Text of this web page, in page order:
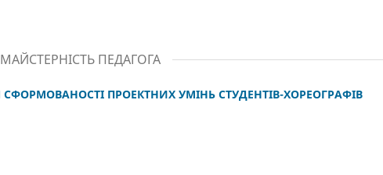
ПЕДАГОГА
ПРОЕКТНИХ УМІНЬ СТУДЕНТІВ-ХОРЕОГРАФІВ